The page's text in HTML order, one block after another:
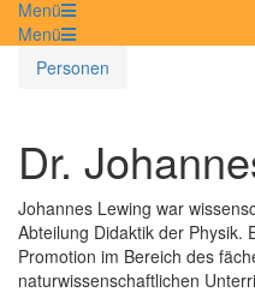
Menü
Menü
Personen
Dr.
Johannes Lewing war
Abteilung Didaktik der Physik.
Promotion im Bereich des
naturwissenschaftlichen